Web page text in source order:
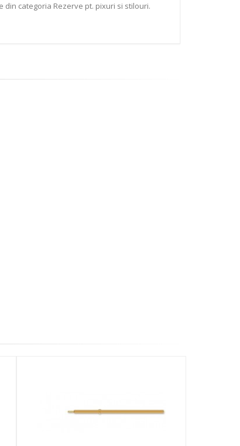
din categoria Rezerve pt. pixuri si stilouri.